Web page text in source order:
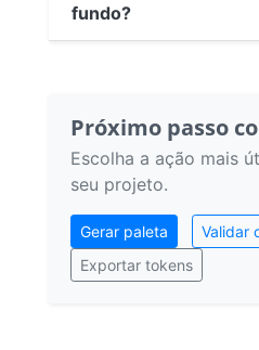
fundo?
Próximo passo
Escolha a ação mais
seu projeto.
Gerar paleta
Validar
Exportar tokens